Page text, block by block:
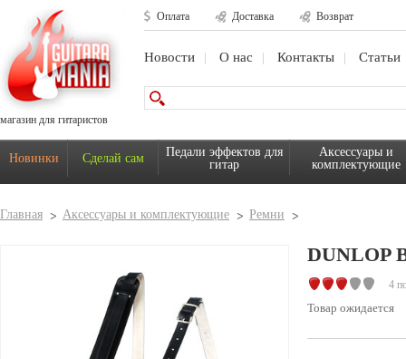
магазин для гитаристов
Оплата Доставка Возврат
Новости О нас Контакты Статьи
Новинки Сделай сам
Педали эффектов для
гитар
Аксессуары и
комплектующие
Главная Аксессуары и комплектующие Ремни
DUNLOP
4
Товар ожидается